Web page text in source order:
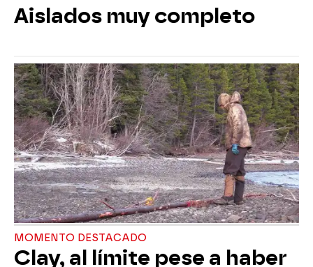
Aislados muy completo
MOMENTO DESTACADO
Clay, al límite pese a haber